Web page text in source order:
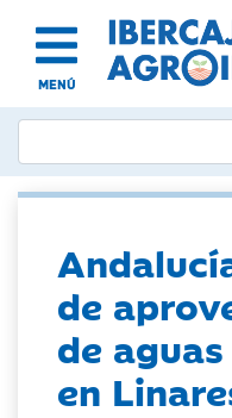
MENÚ
de
de
en